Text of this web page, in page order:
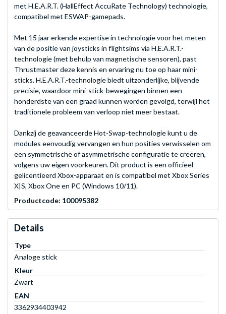
met H.E.A.R.T. (HallEffect AccuRate Technology) technologie,
compatibel met ESWAP-gamepads.
Met 15 jaar erkende expertise in technologie voor het meten
van de positie van joysticks in flightsims via H.E.A.R.T.-
technologie (met behulp van magnetische sensoren), past
Thrustmaster deze kennis en ervaring nu toe op haar mini-
sticks. H.E.A.R.T.-technologie biedt uitzonderlijke, blijvende
precisie, waardoor mini-stick-bewegingen binnen een
honderdste van een graad kunnen worden gevolgd, terwijl het
traditionele probleem van verloop niet meer bestaat.
Dankzij de geavanceerde Hot-Swap-technologie kunt u de
modules eenvoudig vervangen en hun posities verwisselen om
een symmetrische of asymmetrische configuratie te creëren,
volgens uw eigen voorkeuren. Dit product is een officieel
gelicentieerd Xbox-apparaat en is compatibel met Xbox Series
X|S, Xbox One en PC (Windows 10/11).
Productcode: 100095382
Details
Type
Analoge stick
Kleur
Zwart
EAN
3362934403942